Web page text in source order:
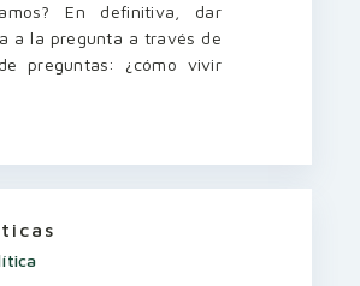
En definitiva, dar
a la pregunta a través de
preguntas: ¿cómo vivir